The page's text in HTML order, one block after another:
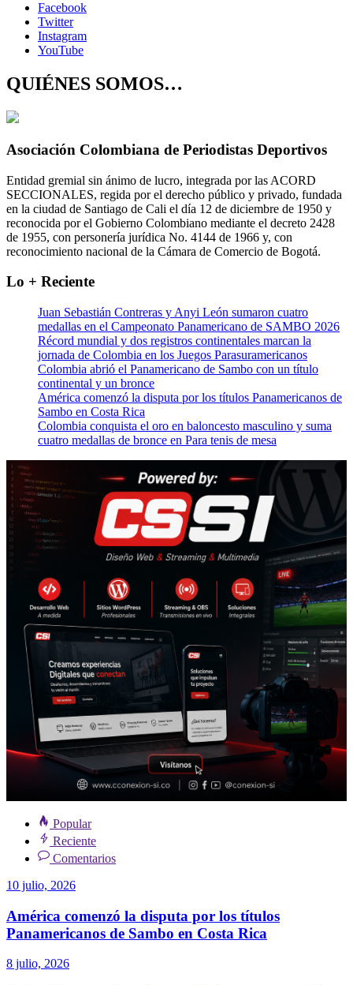
Facebook
Twitter
Instagram
YouTube
QUIÉNES SOMOS…
Asociación Colombiana de Periodistas Deportivos
Entidad gremial sin ánimo de lucro, integrada por las ACORD
SECCIONALES, regida por el derecho público y privado, fundada
en la ciudad de Santiago de Cali el día 12 de diciembre de 1950 y
reconocida por el Gobierno Colombiano mediante el decreto 2428
de 1955, con personería jurídica No. 4144 de 1966 y, con
reconocimiento nacional de la Cámara de Comercio de Bogotá.
Lo + Reciente
Juan Sebastián Contreras y Anyi León sumaron cuatro
medallas en el Campeonato Panamericano de SAMBO 2026
Récord mundial y dos registros continentales marcan la
jornada de Colombia en los Juegos Parasuramericanos
Colombia abrió el Panamericano de Sambo con un título
continental y un bronce
América comenzó la disputa por los títulos Panamericanos de
Sambo en Costa Rica
Colombia conquista el oro en baloncesto masculino y suma
cuatro medallas de bronce en Para tenis de mesa
Popular
Reciente
Comentarios
10 julio, 2026
América comenzó la disputa por los títulos
Panamericanos de Sambo en Costa Rica
8 julio, 2026